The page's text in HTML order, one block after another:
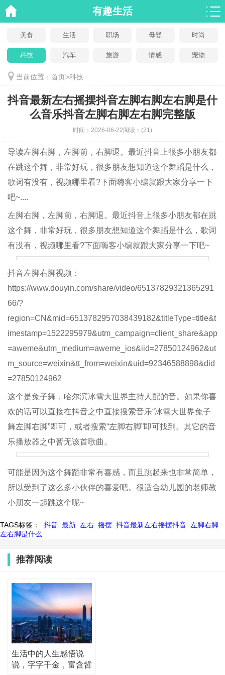
有趣生活
美食 生活 职场 母婴 时尚
科技 汽车 旅游 情感 宠物
当前位置： 首页>科技
抖音最新左右摇摆抖音左脚右脚左右脚是什
么音乐抖音左脚右脚左右脚完整版
时间： 2026-06-22阅读： (21)
导读左脚右脚，左脚前，右脚退。最近抖音上很多小朋友都
在跳这个舞，非常好玩，很多朋友想知道这个舞蹈是什么，
歌词有没有，视频哪里看?下面嗨客小编就跟大家分享一下
吧~....
左脚右脚，左脚前，右脚退。最近抖音上很多小朋友都在跳
这个舞，非常好玩，很多朋友想知道这个舞蹈是什么，歌词
有没有，视频哪里看?下面嗨客小编就跟大家分享一下吧~
抖音左脚右脚视频：
https://www.douyin.com/share/video/65137829321365291
66/?
region=CN&mid=6513782957038439182&titleType=title&t
imestamp=1522295979&utm_campaign=client_share&app
=aweme&utm_medium=aweme_ios&iid=27850124962&ut
m_source=weixin&tt_from=weixin&uid=92346588898&did
=27850124962
这个是兔子舞，哈尔滨冰雪大世界主持人配的音。如果你喜
欢的话可以直接在抖音之中直接搜索音乐“冰雪大世界兔子
舞左脚右脚”即可，或者搜索“左脚右脚”即可找到。其它的音
乐播放器之中暂无该首歌曲。
可能是因为这个舞蹈非常有喜感，而且跳起来也非常简单，
所以受到了这么多小伙伴的喜爱吧。很适合幼儿园的老师教
小朋友一起跳这个呢~
TAGS标签： 抖音 最新 左右 摇摆 抖音最新左右摇摆抖音 左脚右脚
左右脚是什么
推荐阅读
生活中的人生感悟说
说，字字千金，富含哲